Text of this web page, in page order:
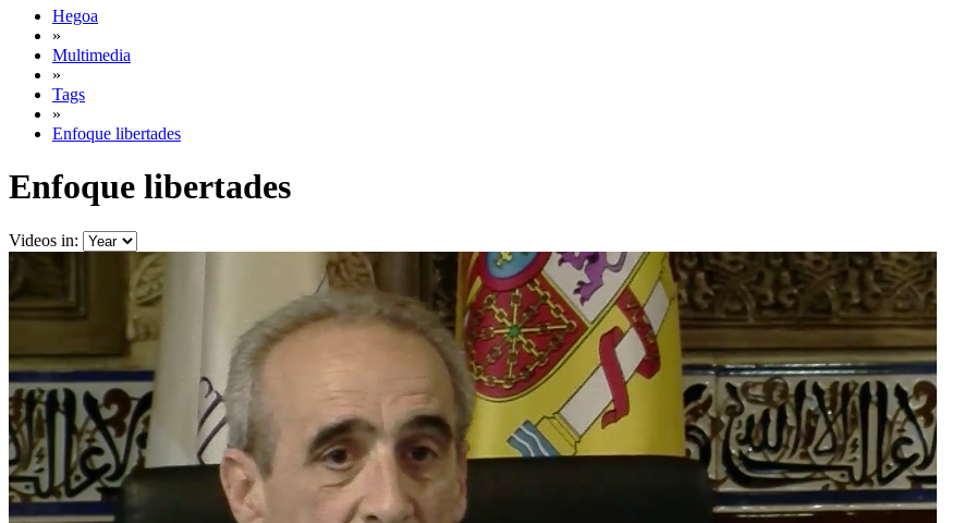
Hegoa
»
Multimedia
»
Tags
»
Enfoque libertades
Enfoque libertades
Videos in: